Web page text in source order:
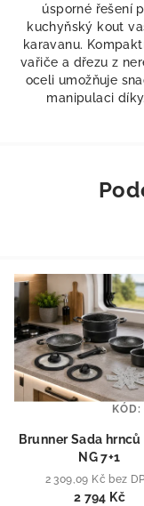
úsporné řešení
kuchyňský kout
karavanu.
vařiče a dřezu z
oceli umožňuje
manipulaci
Brunner Sada
NG 7+1
2 309,09 Kč bez
2 794 Kč
KÓD: